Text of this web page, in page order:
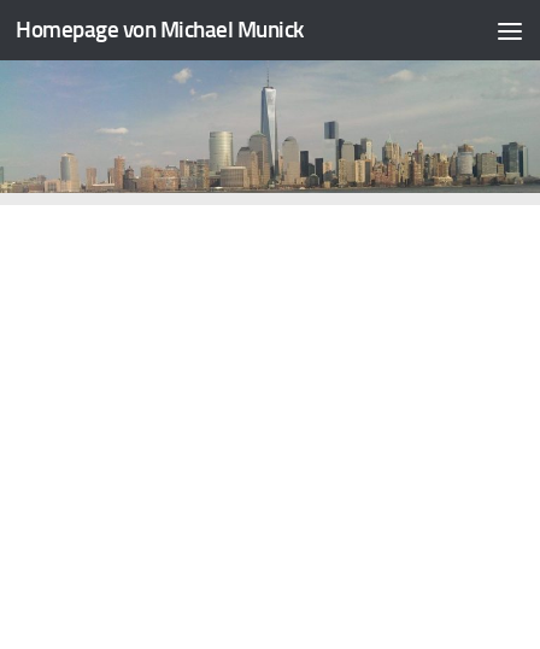
Zum Inhalt springen
Homepage von Michael Munick